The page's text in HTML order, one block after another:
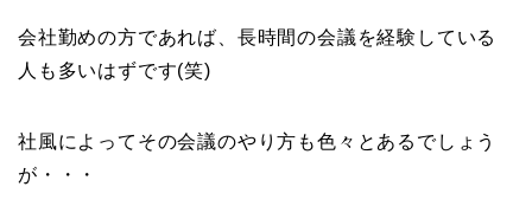
会社勤めの方であれば、長時間の会議を経験している
人も多いはずです(笑)
社風によってその会議のやり方も色々とあるでしょう
が・・・